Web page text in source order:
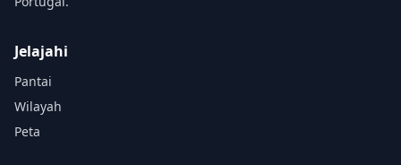
Jelajahi
Pantai
Wilayah
Peta